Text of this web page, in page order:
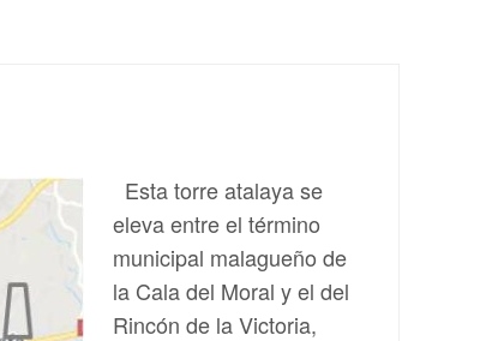
Esta torre atalaya se
eleva entre el término
municipal malagueño de
la Cala del Moral y el del
Rincón de la Victoria,